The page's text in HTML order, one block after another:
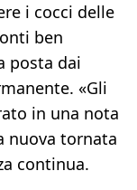
i cocci delle
ben
posta dai
«Gli
in una nota
nuova tornata
continua.